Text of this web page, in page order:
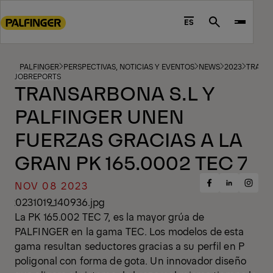
to
content
ES Search
PALFINGER PERSPECTIVAS, NOTICIAS Y EVENTOS NEWS 2023
JOBREPORTS
TRANSARBONA S.L Y
PALFINGER UNEN
FUERZAS GRACIAS A LA
GRAN PK 165.0002 TEC 7
NOV 08 2023
ShareShareShare
La PK 165.002 TEC 7, es la mayor grúa de
PALFINGER en la gama TEC. Los modelos de esta
gama resultan seductores gracias a su perfil en P
poligonal con forma de gota. Un innovador diseño